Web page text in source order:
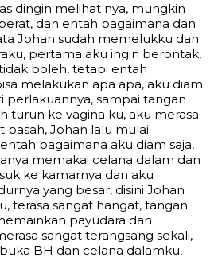
dingin melihat nya, mungkin
dan entah bagaimana dan
Johan sudah memelukku dan
pertama aku ingin berontak,
boleh, tetapi entah
melakukan apa apa, aku diam
perlakuannya, sampai tangan
turun ke vagina ku, aku merasa
basah, Johan lalu mulai
bagaimana aku diam saja,
memakai celana dalam dan
ke kamarnya dan aku
yang besar, disini Johan
terasa sangat hangat, tangan
payudara dan
sangat terangsang sekali,
BH dan celana dalamku,